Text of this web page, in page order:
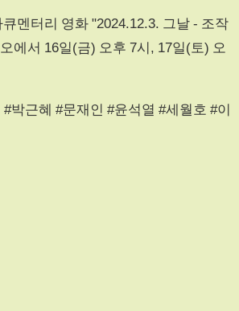
멘터리 영화 "2024.12.3. 그날 - 조작
에서 16일(금) 오후 7시, 17일(토) 오
박근혜 #문재인 #윤석열 #세월호 #이